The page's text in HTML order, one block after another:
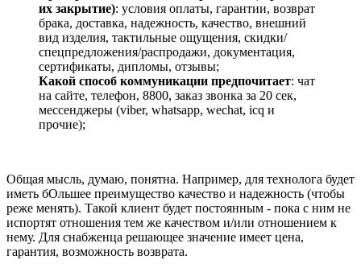
их закрытие): условия оплаты, гарантии, возврат
брака, доставка, надежность, качество, внешний
вид изделия, тактильные ощущения, скидки/
спецпредложения/распродажи, документация,
сертификаты, дипломы, отзывы;
Какой способ коммуникации предпочитает: чат
на сайте, телефон, 8800, заказ звонка за 20 сек,
мессенджеры (viber, whatsapp, wechat, icq и
прочие);
Общая мысль, думаю, понятна. Например, для технолога будет
иметь бОльшее преимущество качество и надежность (чтобы
реже менять). Такой клиент будет постоянным - пока с ним не
испортят отношения тем же качеством и/или отношением к
нему. Для снабженца решающее значение имеет цена,
гарантия, возможность возврата.